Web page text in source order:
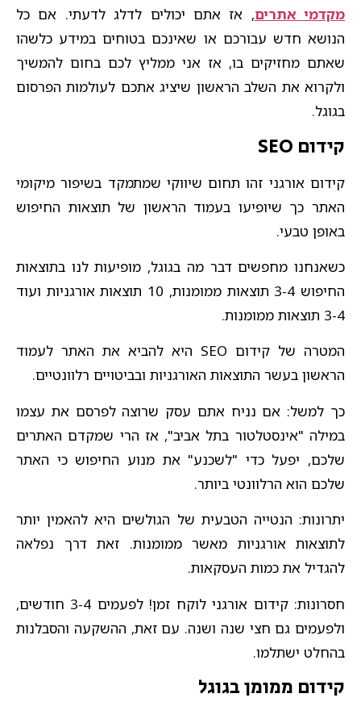
מקדמי אתרים, אז אתם יכולים לדלג לדעתי. אם כל
הנושא חדש עבורכם או שאינכם בטוחים במידע כלשהו
שאתם מחזיקים בו, אז אני ממליץ לכם בחום להמשיך
ולקרוא את השלב הראשון שיציג אתכם לעולמות הפרסום
בגוגל.
קידום SEO
קידום אורגני זהו תחום שיווקי שמתמקד בשיפור מיקומי
האתר כך שיופיעו בעמוד הראשון של תוצאות החיפוש
באופן טבעי.
כשאנחנו מחפשים דבר מה בגוגל, מופיעות לנו בתוצאות
החיפוש 3-4 תוצאות ממומנות, 10 תוצאות אורגניות ועוד
3-4 תוצאות ממומנות.
המטרה של קידום SEO היא להביא את האתר לעמוד
הראשון בעשר התוצאות האורגניות ובביטויים רלוונטיים.
כך למשל: אם נניח אתם עסק שרוצה לפרסם את עצמו
במילה "אינסטלטור בתל אביב", אז הרי שמקדם האתרים
שלכם, יפעל כדי "לשכנע" את מנוע החיפוש כי האתר
שלכם הוא הרלוונטי ביותר.
יתרונות: הנטייה הטבעית של הגולשים היא להאמין יותר
לתוצאות אורגניות מאשר ממומנות. זאת דרך נפלאה
להגדיל את כמות העסקאות.
חסרונות: קידום אורגני לוקח זמן! לפעמים 3-4 חודשים,
ולפעמים גם חצי שנה ושנה. עם זאת, ההשקעה והסבלנות
בהחלט ישתלמו.
קידום ממומן בגוגל